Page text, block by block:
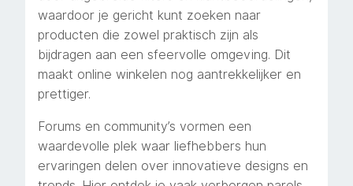
waardoor je gericht kunt zoeken naar
producten die zowel praktisch zijn als
bijdragen aan een sfeervolle omgeving. Dit
maakt online winkelen nog aantrekkelijker en
prettiger.
Forums en community’s vormen een
waardevolle plek waar liefhebbers hun
ervaringen delen over innovatieve designs en